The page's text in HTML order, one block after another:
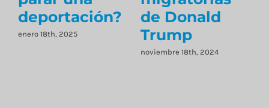
de Donald
Trump
noviembre 18th, 2024
marzo 1st, 2024